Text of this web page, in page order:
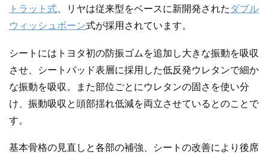
トラット式 、リヤは従来型をベースに新開発された ダブル
ウィッシュボーン式が採用されています。
シートにはトヨタ初の防振ゴムを追加し大きな振動を吸収
させ、シートパッド表層に採用した低反発ウレタンで細か
な振動を吸収。また部位ごとにウレタンの固さを使い分
け、振動吸収と頭部揺れ低減を両立させているとのことで
す。
基本骨格の見直しと各部の補強、シートの改善により後席